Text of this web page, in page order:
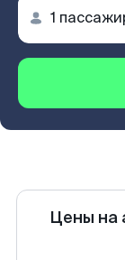
Цены на